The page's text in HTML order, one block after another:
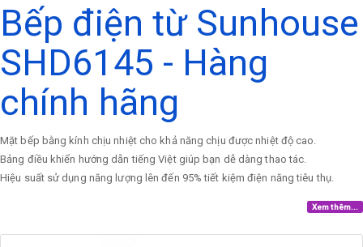
Bếp điện từ Sunhouse
SHD6145 - Hàng
chính hãng
Mặt bếp bằng kính chịu nhiệt cho khả năng chịu được nhiệt độ cao.
Bảng điều khiển hướng dẫn tiếng Việt giúp bạn dễ dàng thao tác.
Hiệu suất sử dụng năng lượng lên đến 95% tiết kiệm điện năng tiêu thụ.
Xem thêm...